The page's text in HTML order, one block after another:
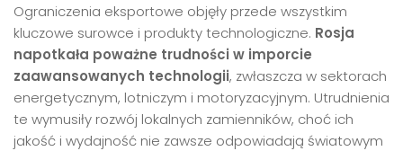
Ograniczenia eksportowe objęły przede wszystkim
kluczowe surowce i produkty technologiczne. Rosja
napotkała poważne trudności w imporcie
zaawansowanych technologii, zwłaszcza w sektorach
energetycznym, lotniczym i motoryzacyjnym. Utrudnienia
te wymusiły rozwój lokalnych zamienników, choć ich
jakość i wydajność nie zawsze odpowiadają światowym